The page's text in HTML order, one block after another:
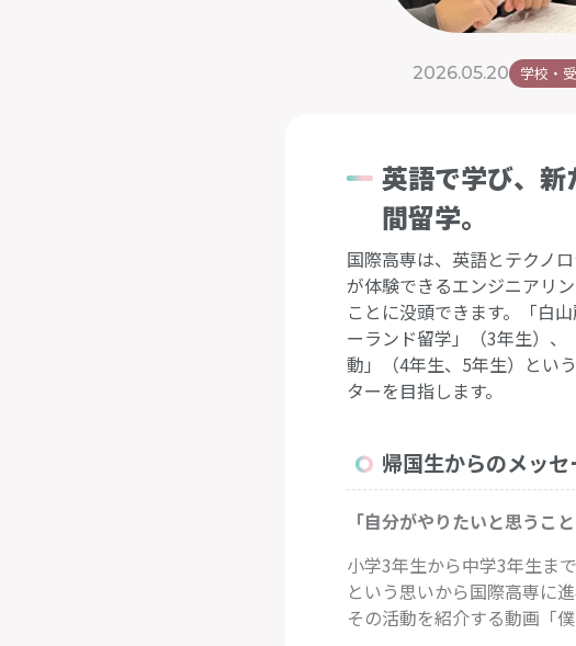
2026.05.20 学校・
英語で学び、
間留学。
国際高専は、英語とテクノ
が体験できるエンジニアリ
ことに没頭できます。「白
ーランド留学」（3年生）
動」（4年生、5年生）とい
ターを目指します。
帰国生からのメッセ
「自分がやりたいと思うこ
小学3年生から中学3年生ま
という思いから国際高専に進
その活動を紹介する動画「